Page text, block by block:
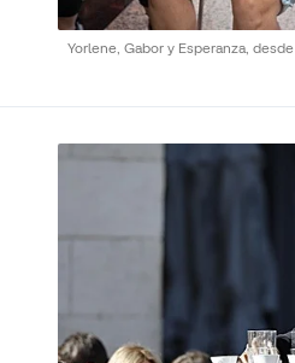
Yorlene, Gabor y Esperanza,